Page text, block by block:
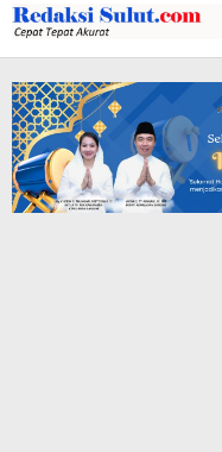
Lewati
ke
konten